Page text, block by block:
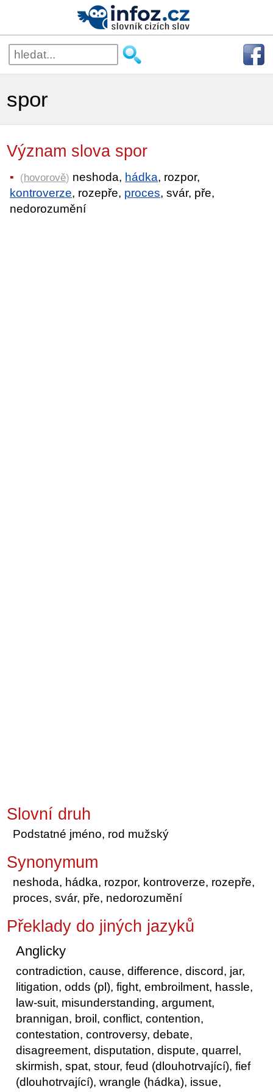
spor
Význam slova spor
(hovorově) neshoda, hádka, rozpor,
kontroverze, rozepře, proces, svár, pře,
nedorozumění
Slovní druh
Podstatné jméno, rod mužský
Synonymum
neshoda, hádka, rozpor, kontroverze, rozepře,
proces, svár, pře, nedorozumění
Překlady do jiných jazyků
Anglicky
contradiction, cause, difference, discord, jar,
litigation, odds (pl), fight, embroilment, hassle,
law-suit, misunderstanding, argument,
brannigan, broil, conflict, contention,
contestation, controversy, debate,
disagreement, disputation, dispute, quarrel,
skirmish, spat, stour, feud (dlouhotrvající), fief
(dlouhotrvající), wrangle (hádka), issue,